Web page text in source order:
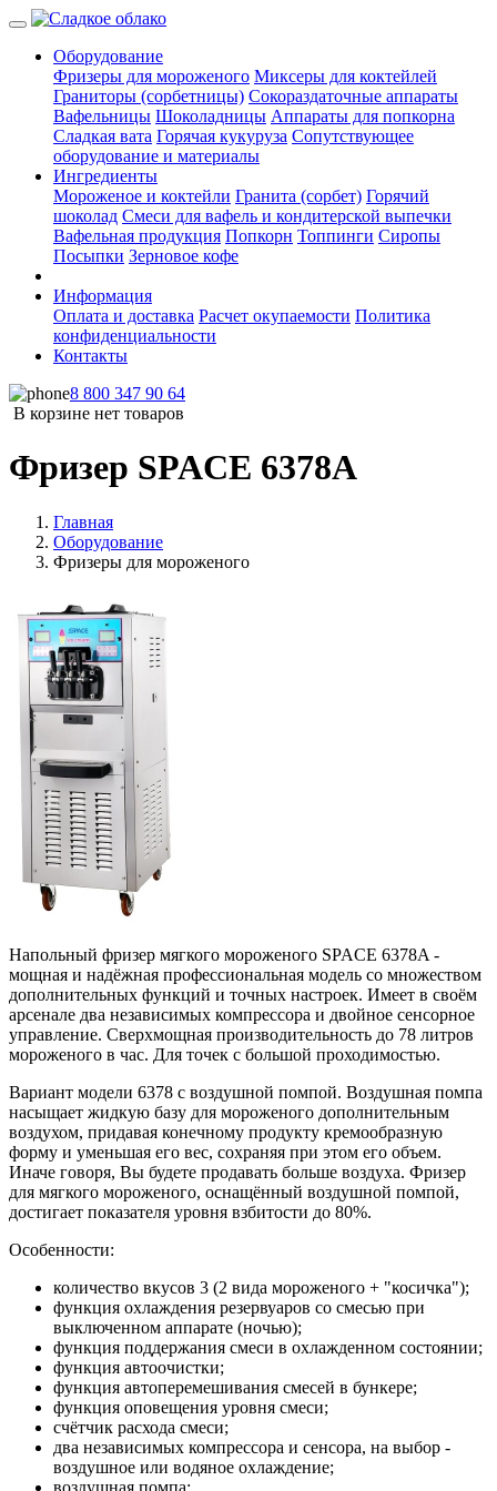
Оборудование
Фризеры для мороженого Миксеры для коктейлей
Граниторы (сорбетницы) Сокораздаточные аппараты
Вафельницы Шоколадницы Аппараты для попкорна
Сладкая вата Горячая кукуруза Сопутствующее
оборудование и материалы
Ингредиенты
Мороженое и коктейли Гранита (сорбет) Горячий
шоколад Смеси для вафель и кондитерской выпечки
Вафельная продукция Попкорн Топпинги Сиропы
Посыпки Зерновое кофе
Информация
Оплата и доставка Расчет окупаемости Политика
конфиденциальности
Контакты
8 800 347 90 64
В корзине нет товаров
Фризер SPACE 6378A
Главная
Оборудование
Фризеры для мороженого
Напольный фризер мягкого мороженого SPACE 6378A -
мощная и надёжная профессиональная модель со множеством
дополнительных функций и точных настроек. Имеет в своём
арсенале два независимых компрессора и двойное сенсорное
управление. Сверхмощная производительность до 78 литров
мороженого в час. Для точек с большой проходимостью.
Вариант модели 6378 с воздушной помпой. Воздушная помпа
насыщает жидкую базу для мороженого дополнительным
воздухом, придавая конечному продукту кремообразную
форму и уменьшая его вес, сохраняя при этом его объем.
Иначе говоря, Вы будете продавать больше воздуха. Фризер
для мягкого мороженого, оснащённый воздушной помпой,
достигает показателя уровня взбитости до 80%.
Особенности:
количество вкусов 3 (2 вида мороженого + "косичка");
функция охлаждения резервуаров со смесью при
выключенном аппарате (ночью);
функция поддержания смеси в охлажденном состоянии;
функция автоочистки;
функция автоперемешивания смесей в бункере;
функция оповещения уровня смеси;
счётчик расхода смеси;
два независимых компрессора и сенсора, на выбор -
воздушное или водяное охлаждение;
воздушная помпа;